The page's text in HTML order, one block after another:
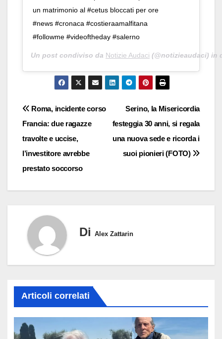
un matrimonio al #cetus bloccati per ore
#news #cronaca #costieraamalfitana
#followme #videoftheday #salerno
Un post condiviso da Notizie Audaci (@notizieaudaci) in
Navigazione
articoli
Serino, la Misericordia
festeggia 30 anni, si regala
una nuova sede e ricorda i
suoi pionieri (FOTO)
Roma, incidente corso
Francia: due ragazze
travolte e uccise,
l’investitore avrebbe
prestato soccorso
Di Alex Zattarin
Articoli correlati